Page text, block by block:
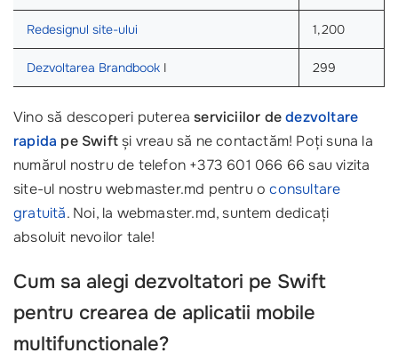
Redesignul site-ului 1,200
Dezvoltarea Brandbook I 299
Vino să descoperi putereaserviciilor dedezvoltare
rapida pe Swiftși vreau să ne contactăm! Poți suna la
numărul nostru de telefon +373 601 066 66 sau vizita
site-ul nostru webmaster.md pentru oconsultare
gratuită. Noi, la webmaster.md, suntem dedicați
absoluit nevoilor tale!
Cum sa alegi dezvoltatori pe Swift
pentru crearea de aplicatii mobile
multifunctionale?